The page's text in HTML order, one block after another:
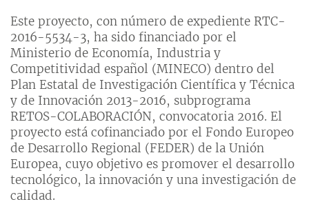
Este proyecto, con número de expediente RTC-
2016-5534-3, ha sido financiado por el
Ministerio de Economía, Industria y
Competitividad español (MINECO) dentro del
Plan Estatal de Investigación Científica y Técnica
y de Innovación 2013-2016, subprograma
RETOS-COLABORACIÓN, convocatoria 2016. El
proyecto está cofinanciado por el Fondo Europeo
de Desarrollo Regional (FEDER) de la Unión
Europea, cuyo objetivo es promover el desarrollo
tecnológico, la innovación y una investigación de
calidad.